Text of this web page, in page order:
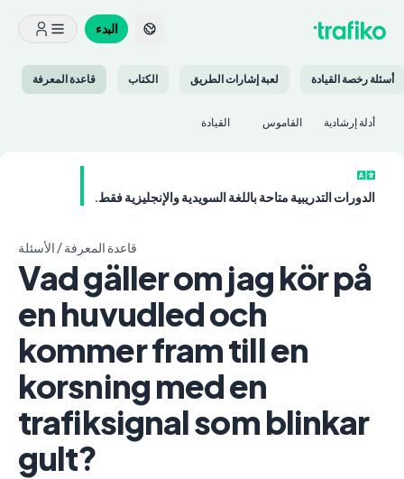
البدء
أسئلة رخصة القيادة لعبة إشارات الطريق الكتاب قاعدة المعرفة
أدلة إرشادية القاموس القيادة
الدورات التدريبية متاحة باللغة السويدية والإنجليزية فقط.
قاعدة المعرفة/ الأسئلة
Vad gäller om jag kör på
en huvudled och
kommer fram till en
korsning med en
trafiksignal som blinkar
gult?